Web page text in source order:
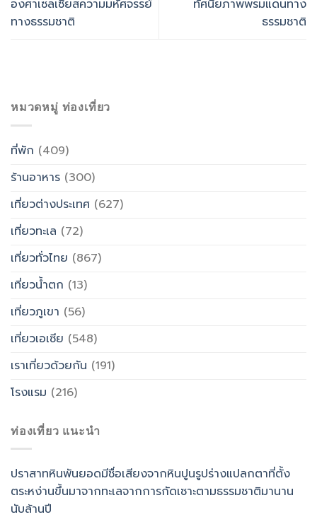
องศาเซลเซียสความมหัศจรรย์
ทางธรรมชาติ
ทัศนียภาพพรมแดนทาง
ธรรมชาติ
หมวดหมู่ ท่องเที่ยว
ที่พัก (409)
ร้านอาหาร (300)
เที่ยวต่างประเทศ (627)
เที่ยวทะเล (72)
เที่ยวทั่วไทย (867)
เที่ยวน้ำตก (13)
เที่ยวภูเขา (56)
เที่ยวเอเซีย (548)
เราเที่ยวด้วยกัน (191)
โรงแรม (216)
ท่องเที่ยว แนะนำ
ปราสาทหินพันยอดมีชื่อเสียงจากหินปูนรูปร่างแปลกตาที่ตั้ง
ตระหง่านขึ้นมาจากทะเลจากการกัดเซาะตามธรรมชาติมานาน
นับล้านปี